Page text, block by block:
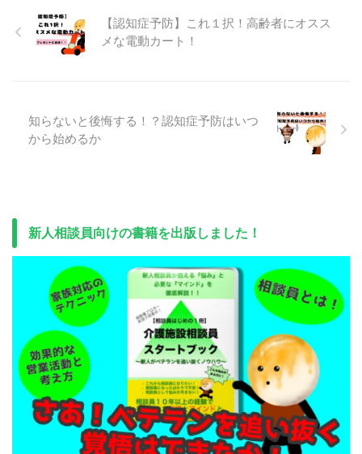
【認知症予防】これ１択！高齢者にオスス
メな電動カート！
知らないと後悔する！？認知症予防はいつ
から始めるか
新人相談員向けの書籍を出版しました！